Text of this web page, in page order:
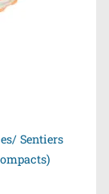
Sentiers